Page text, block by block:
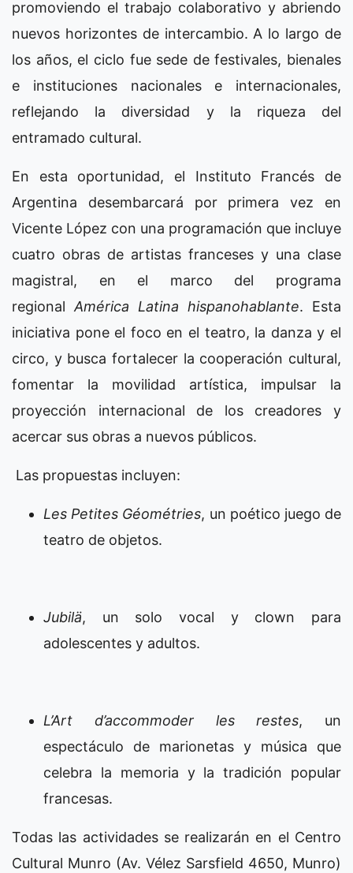
promoviendo el trabajo colaborativo y abriendo
nuevos horizontes de intercambio. A lo largo de
los años, el ciclo fue sede de festivales, bienales
e instituciones nacionales e internacionales,
reflejando la diversidad y la riqueza del
entramado cultural.
En esta oportunidad, el Instituto Francés de
Argentina desembarcará por primera vez en
Vicente López con una programación que incluye
cuatro obras de artistas franceses y una clase
magistral, en el marco del programa
regional América Latina hispanohablante. Esta
iniciativa pone el foco en el teatro, la danza y el
circo, y busca fortalecer la cooperación cultural,
fomentar la movilidad artística, impulsar la
proyección internacional de los creadores y
acercar sus obras a nuevos públicos.
Las propuestas incluyen:
Les Petites Géométries, un poético juego de
teatro de objetos.
Jubilä, un solo vocal y clown para
adolescentes y adultos.
L’Art d’accommoder les restes, un
espectáculo de marionetas y música que
celebra la memoria y la tradición popular
francesas.
Todas las actividades se realizarán en el Centro
Cultural Munro (Av. Vélez Sarsfield 4650, Munro)